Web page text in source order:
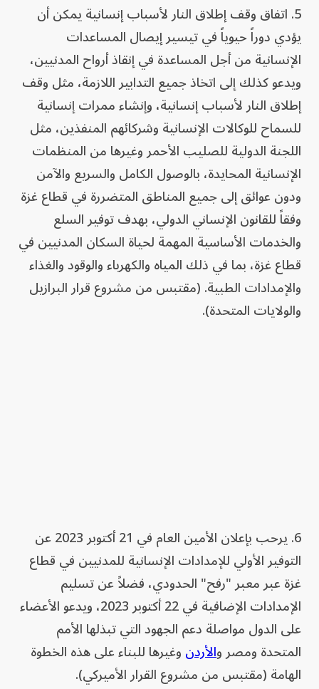
5. اتفاق وقف إطلاق النار لأسباب إنسانية يمكن أن
يؤدي دوراً حيوياً في تيسير إيصال المساعدات
الإنسانية من أجل المساعدة في إنقاذ أرواح المدنيين،
ويدعو كذلك إلى اتخاذ جميع التدابير اللازمة، مثل وقف
إطلاق النار لأسباب إنسانية، وإنشاء ممرات إنسانية
للسماح للوكالات الإنسانية وشركائهم المنفذين، مثل
اللجنة الدولية للصليب الأحمر وغيرها من المنظمات
الإنسانية المحايدة، بالوصول الكامل والسريع والآمن
ودون عوائق إلى جميع المناطق المتضررة في قطاع غزة
وفقاً للقانون الإنساني الدولي، بهدف توفير السلع
والخدمات الأساسية المهمة لحياة السكان المدنيين في
قطاع غزة، بما في ذلك المياه والكهرباء والوقود والغذاء
والإمدادات الطبية. (مقتبس من مشروع قرار البرازيل
والولايات المتحدة).
6. يرحب بإعلان الأمين العام في 21 أكتوبر 2023 عن
التوفير الأولي للإمدادات الإنسانية للمدنيين في قطاع
غزة عبر معبر "رفح" الحدودي، فضلاً عن تسليم
الإمدادات الإضافية في 22 أكتوبر 2023، ويدعو الأعضاء
على الدول مواصلة دعم الجهود التي تبذلها الأمم
المتحدة ومصر والأردنوغيرها للبناء على هذه الخطوة
الهامة (مقتبس من مشروع القرار الأميركي).